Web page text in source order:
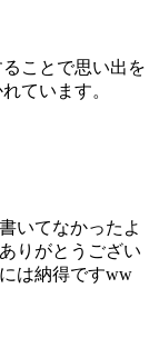
ことで思い出を
ています。
いてなかったよ
りがとうござい
は納得ですww